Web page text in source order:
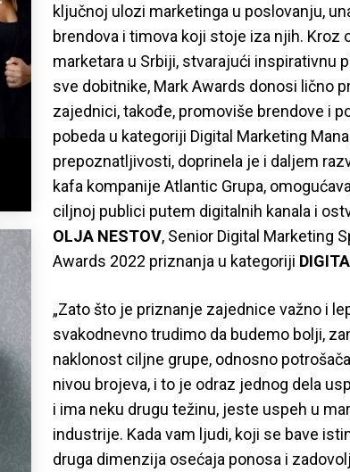
ključnoj ulozi marketinga u poslovanju,
brendova i timova koji stoje iza njih. Kroz
marketara u Srbiji, stvarajući inspirativnu
sve dobitnike, Mark Awards donosi lično
zajednici, takođe, promoviše brendove i
pobeda u kategoriji Digital Marketing
prepoznatljivosti, doprinela je i daljem
kafa kompanije Atlantic Grupa,
ciljnoj publici putem digitalnih kanala i
OLJA NESTOV, Senior Digital Marketing
Awards 2022 priznanja u kategoriji
„Zato što je priznanje zajednice važno i
svakodnevno trudimo da budemo bolji,
naklonost ciljne grupe, odnosno
nivou brojeva, i to je odraz jednog dela
i ima neku drugu težinu, jeste uspeh u
industrije. Kada vam ljudi, koji se bave
druga dimenzija osećaja ponosa i